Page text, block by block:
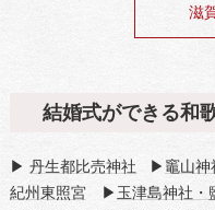
滋
結婚式ができる和
▶ 丹生都比売神社 ▶ 竈山神
紀州東照宮▶ 玉津島神社・